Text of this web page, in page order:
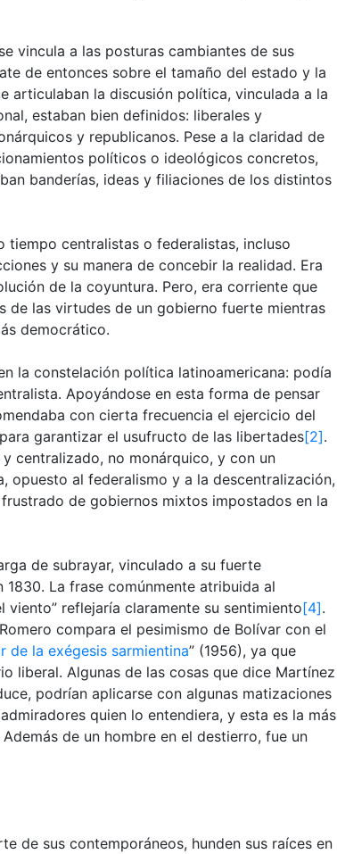
vincula a las posturas cambiantes de sus
de entonces sobre el tamaño del estado y la
articulaban la discusión política, vinculada a la
estaban bien definidos: liberales y
y republicanos. Pese a la claridad de
políticos o ideológicos concretos,
banderías, ideas y filiaciones de los distintos
tiempo centralistas o federalistas, incluso
y su manera de concebir la realidad. Era
de la coyuntura. Pero, era corriente que
de las virtudes de un gobierno fuerte mientras
democrático.
la constelación política latinoamericana: podía
Apoyándose en esta forma de pensar
con cierta frecuencia el ejercicio del
garantizar el usufructo de las libertades[2].
centralizado, no monárquico, y con un
opuesto al federalismo y a la descentralización,
de gobiernos mixtos impostados en la
de subrayar, vinculado a su fuerte
La frase comúnmente atribuida al
viento” reflejaría claramente su sentimiento[4].
compara el pesimismo de Bolívar con el
de la exégesis sarmientina” (1956), ya que
liberal. Algunas de las cosas que dice Martínez
podrían aplicarse con algunas matizaciones
quien lo entendiera, y esta es la más
de un hombre en el destierro, fue un
de sus contemporáneos, hunden sus raíces en